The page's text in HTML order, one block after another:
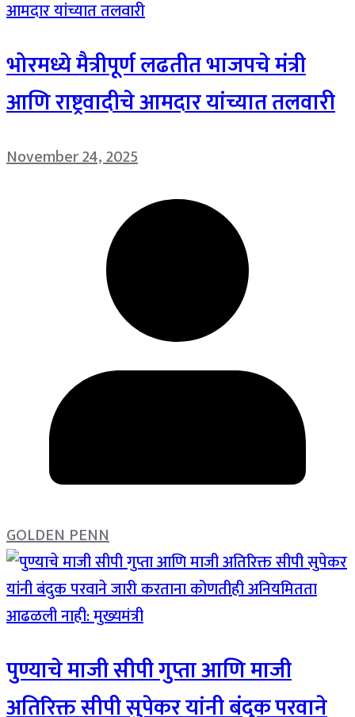
भोरमध्ये मैत्रीपूर्ण लढतीत भाजपचे मंत्री
आणि राष्ट्रवादीचे आमदार यांच्यात तलवारी
November 24, 2025
GOLDEN PENN
पुण्याचे माजी सीपी गुप्ता आणि माजी
अतिरिक्त सीपी सुपेकर यांनी बंदुक परवाने